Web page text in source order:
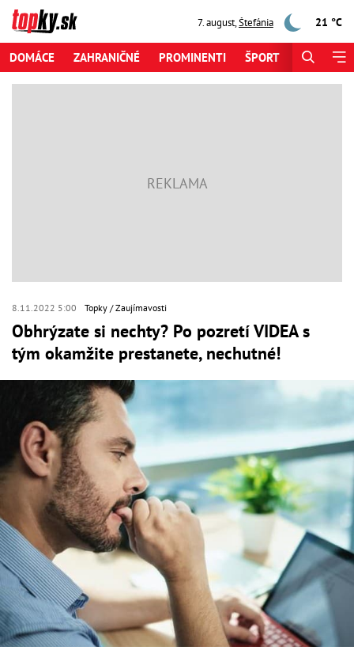
7. august,Štefánia 21 °C
DOMÁCE ZAHRANIČNÉ PROMINENTI ŠPORT
8.11.2022 5:00 Topky Zaujímavosti
Obhrýzate si nechty? Po pozretí VIDEA s
tým okamžite prestanete, nechutné!